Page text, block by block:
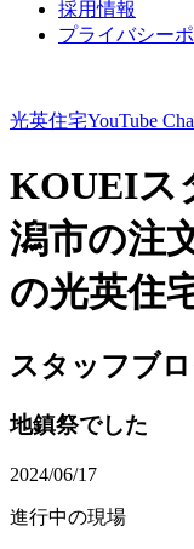
採用情報
プライバシー
光英住宅YouTube
KOUEIス
潟市の注
の光英住
スタッフブ
地鎮祭でした
2024/06/17
進行中の現場